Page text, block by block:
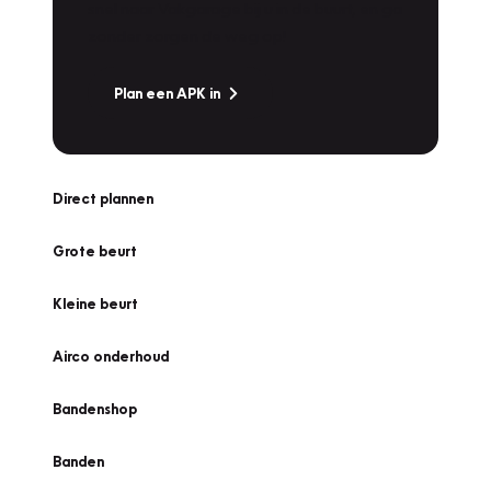
Plan een APK in
Direct plannen
Grote beurt
Kleine beurt
Airco onderhoud
Bandenshop
Banden